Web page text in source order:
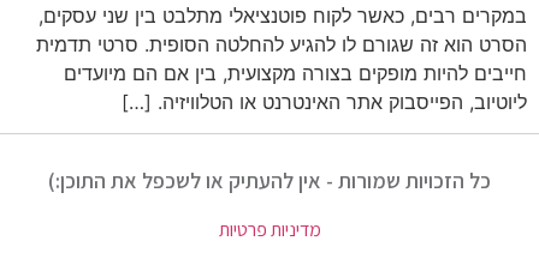
במקרים רבים, כאשר לקוח פוטנציאלי מתלבט בין שני עסקים,
הסרט הוא זה שגורם לו להגיע להחלטה הסופית. סרטי תדמית
חייבים להיות מופקים בצורה מקצועית, בין אם הם מיועדים
ליוטיוב, הפייסבוק אתר האינטרנט או הטלוויזיה. […]
כל הזכויות שמורות - אין להעתיק או לשכפל את התוכן:)
מדיניות פרטיות